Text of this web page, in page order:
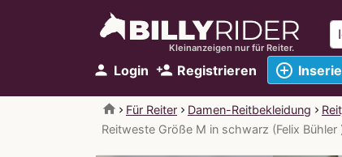
Kleinanzeigen nur für Reiter.
person Login person_add Registrieren add_circle_outline
home Für Reiter Damen-Reitbekleidung
Reitweste Größe M in schwarz (Felix Bühler